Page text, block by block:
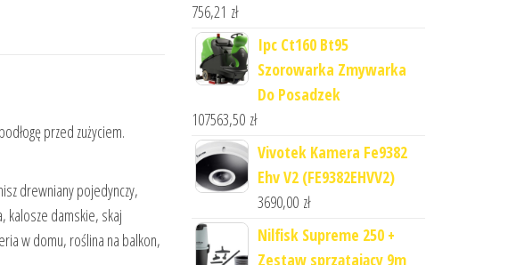
przed zużyciem.
drewniany pojedynczy,
kalosze damskie, skaj
w domu, roślina na balkon,
756,21 zł
Ipc Ct160 Bt95
Szorowarka Zmywarka
Do Posadzek
107563,50 zł
Vivotek Kamera Fe9382
Ehv V2 (FE9382EHVV2)
3690,00 zł
Nilfisk Supreme 250 +
Zestaw sprzątający 9m